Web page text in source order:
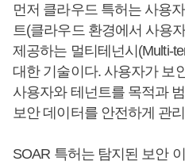
먼저 클라우드 특허는 사용
트(클라우드 환경에서 사용
제공하는 멀티테넌시(Multi-
대한 기술이다. 사용자가 보
사용자와 테넌트를 목적과
보안 데이터를 안전하게 관
SOAR 특허는 탐지된 보안